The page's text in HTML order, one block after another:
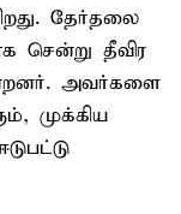
தேர்தலை
சென்று தீவிர
அவர்களை
முக்கிய